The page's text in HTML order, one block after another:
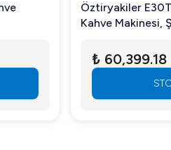
Öztiryakiler E30T
Kahve Makinesi,
₺ 60,399.18